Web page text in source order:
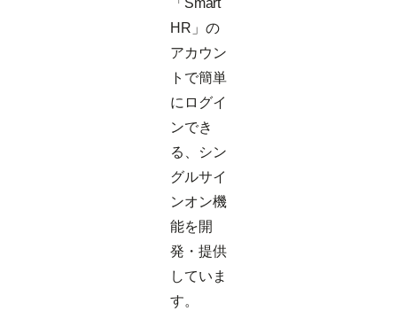
HR」の
アカウン
トで簡単
にログイ
ンでき
る、シン
グルサイ
ンオン機
能を開
発・提供
していま
す。